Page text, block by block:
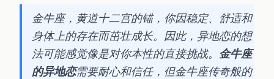
金牛座，黄道十二宫的锚，你因稳定、舒适和
身体上的存在而茁壮成长。因此，异地恋的想
法可能感觉像是对你本性的直接挑战。 金牛座
的异地恋需要耐心和信任，但金牛座传奇般的